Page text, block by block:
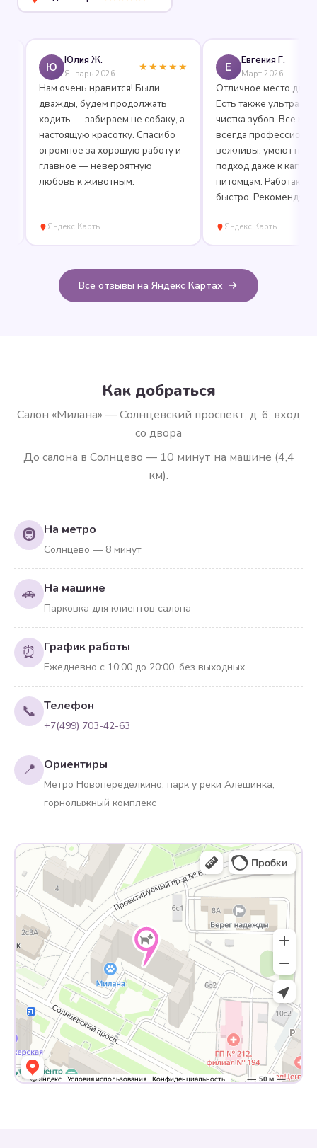
Юлия Ж.
Январь 2026
★★★★★
Нам очень нравится! Были
дважды, будем продолжать
ходить — забираем не собаку, а
настоящую красотку. Спасибо
огромное за хорошую работу и
главное — невероятную
любовь к животным.
Яндекс Карты
Евгения Г.
Март 2026
Отличное место для
Есть также
чистка зубов. Все мастера
всегда
вежливы, умеют находить
подход даже к капризным
питомцам. Работают
быстро. Рекомендую!
Яндекс Карты
Все отзывы на Яндекс Картах
Как добраться
Салон «Милана» — Солнцевский проспект, д. 6, вход
со двора
До салона в Солнцево — 10 минут на машине (4,4
км).
🚇 На метро
Солнцево — 8 минут
🚗 На машине
Парковка для клиентов салона
⏰ График работы
Ежедневно с 10:00 до 20:00, без выходных
📞 Телефон
+7(499) 703-42-63
📍 Ориентиры
Метро Новопеределкино, парк у реки Алёшинка,
горнолыжный комплекс